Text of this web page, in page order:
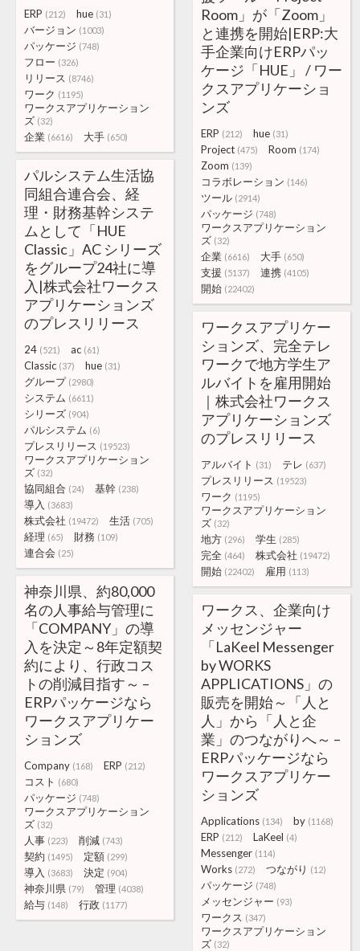
ERP (212) hue (31)
バージョン (1003)
パッケージ (748)
フロー (326)
リリース (8746)
ワーク (1195)
ワークスアプリケーション
ズ (32)
企業 (6616) 大手 (650)
Room」が「Zoom」
と連携を開始|ERP:大
手企業向けERPパッ
ケージ「HUE」 / ワー
クスアプリケーショ
ンズ
ERP (212) hue (31)
Project (475) Room (174)
Zoom (139)
コラボレーション (146)
ツール (2914)
パッケージ (748)
ワークスアプリケーション
ズ (32)
企業 (6616) 大手 (650)
支援 (5137) 連携 (4105)
開始 (22402)
パルシステム生活協
同組合連合会、経
理・財務基幹システ
ムとして「HUE
Classic」AC シリーズ
をグループ24社に導
入|株式会社ワークス
アプリケーションズ
のプレスリリース
24 (521) ac (61)
Classic (37) hue (31)
グループ (2980)
システム (6611)
シリーズ (904)
パルシステム (6)
プレスリリース (19523)
ワークスアプリケーション
ズ (32)
協同組合 (24) 基幹 (238)
導入 (3683)
株式会社 (19472) 生活 (705)
経理 (65) 財務 (109)
連合会 (25)
ワークスアプリケー
ションズ、完全テレ
ワークで地方学生ア
ルバイトを雇用開始
｜株式会社ワークス
アプリケーションズ
のプレスリリース
アルバイト (31) テレ (637)
プレスリリース (19523)
ワーク (1195)
ワークスアプリケーション
ズ (32)
地方 (296) 学生 (285)
完全 (464) 株式会社 (19472)
開始 (22402) 雇用 (113)
神奈川県、約80,000
名の人事給与管理に
「COMPANY」の導
入を決定～8年定額契
約により、行政コス
トの削減目指す～ –
ERPパッケージなら
ワークスアプリケー
ションズ
Company (168) ERP (212)
コスト (680)
パッケージ (748)
ワークスアプリケーション
ズ (32)
人事 (223) 削減 (743)
契約 (1495) 定額 (299)
導入 (3683) 決定 (904)
神奈川県 (79) 管理 (4038)
給与 (148) 行政 (1177)
ワークス、企業向け
メッセンジャー
「LaKeel Messenger
by WORKS
APPLICATIONS」の
販売を開始～「人と
人」から「人と企
業」のつながりへ～ –
ERPパッケージなら
ワークスアプリケー
ションズ
Applications (134) by (1168)
ERP (212) LaKeel (4)
Messenger (114)
Works (272) つながり (12)
パッケージ (748)
メッセンジャー (93)
ワークス (347)
ワークスアプリケーション
ズ (32)